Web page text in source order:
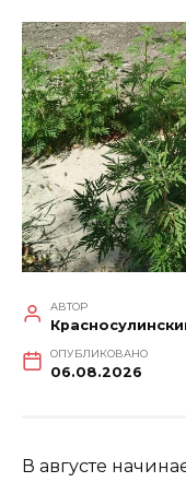
АВТОР
ОПУБЛИКОВАНО
06.08.2026
В августе